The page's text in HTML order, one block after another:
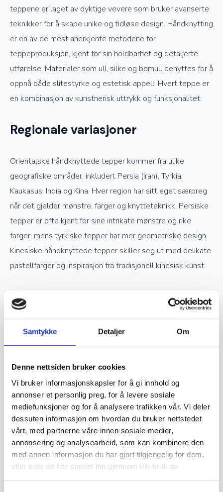
Samtykke Detaljer Om
Denne nettsiden bruker cookies
Vi bruker informasjonskapsler for å gi innhold og
annonser et personlig preg, for å levere sosiale
mediefunksjoner og for å analysere trafikken vår. Vi deler
dessuten informasjon om hvordan du bruker nettstedet
vårt, med partnerne våre innen sosiale medier,
annonsering og analysearbeid, som kan kombinere den
med annen informasjon du har gjort tilgjengelig for dem,
eller som de har samlet inn gjennom din bruk av
teppene er laget av dyktige vevere som bruker avanserte
teknikker for å skape unike og tidløse design. Håndknytting
er en av de mest anerkjente metodene for
teppeproduksjon, kjent for sin holdbarhet og detaljerte
utførelse. Materialer som ull, silke og bomull benyttes for å
oppnå både slitestyrke og estetisk appell. Hvert teppe er
en kombinasjon av kunstnerisk uttrykk og funksjonalitet.
Regionale variasjoner
Orientalske håndknyttede tepper kommer fra ulike
geografiske områder, inkludert Persia (Iran), Tyrkia,
Kaukasus, India og Kina. Hver region har sitt eget særpreg
når det gjelder mønstre, farger og knytteteknikk. Persiske
tepper er ofte kjent for sine intrikate mønstre og rike
farger, mens tyrkiske tepper har mer geometriske design.
Kinesiske håndknyttede tepper skiller seg ut med delikate
pastellfarger og inspirasjon fra tradisjonell kinesisk kunst.
Verdsettelse og investering
Ekte håndknyttede orientalske tepper er ettertraktede
samlerobjekter og kan være en god investering. Jo høyere
knutetetthet spiller en stor rolle i vurderingen av et teppes
verdi, og godt vedlikeholdte håndknyttede tepper kan gå i
arv i generasjoner.
Vedlikehold og levetid
For å bevare et orientalsk håndknyttet teppe i god stand